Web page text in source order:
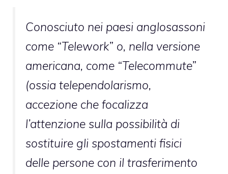
Conosciuto nei paesi anglosassoni
come “Telework” o, nella versione
americana, come “Telecommute”
(ossia telependolarismo,
accezione che focalizza
l’attenzione sulla possibilità di
sostituire gli spostamenti fisici
delle persone con il trasferimento